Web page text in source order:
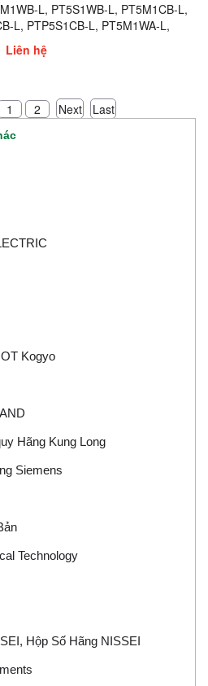
L, PT5S1WB-L, PT5M1CB-L,
L, PTP5S1CB-L, PT5M1WA-L,
PT5S1WA-L
Liên hệ
1 2 Next Last
Kogyo
Hãng Kung Long
Siemens
Technology
Hộp Số Hãng NISSEI